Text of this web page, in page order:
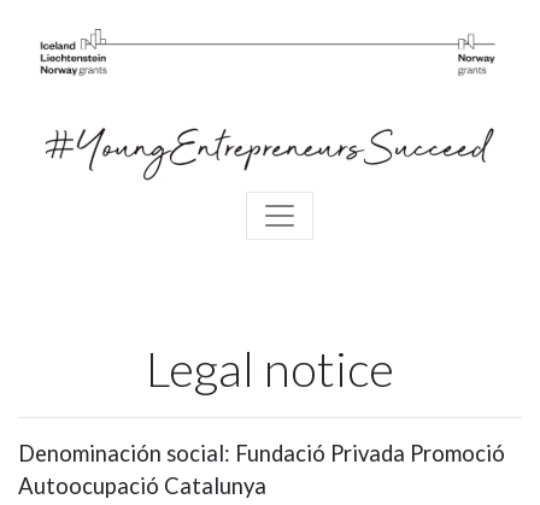
Legal notice
Denominación social: Fundació Privada Promoció
Autoocupació Catalunya